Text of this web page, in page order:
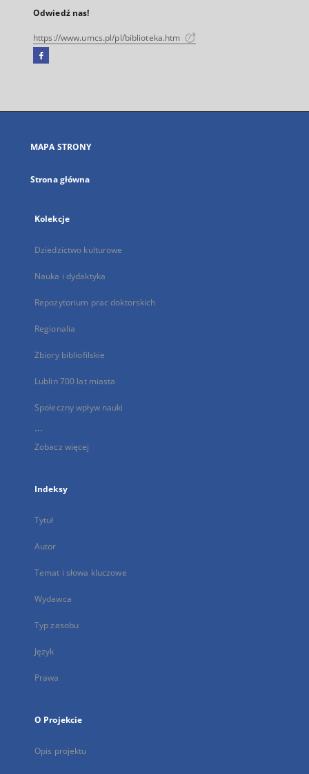
Odwiedź nas!
https://www.umcs.pl/pl/biblioteka.htm
Facebook
się
karcie
MAPA STRONY
Strona główna
Kolekcje
Dziedzictwo kulturowe
Nauka i dydaktyka
Repozytorium prac doktorskich
Regionalia
Zbiory bibliofilskie
Lublin 700 lat miasta
Społeczny wpływ nauki
...
Zobacz więcej
Indeksy
Tytuł
Autor
Temat i słowa kluczowe
Wydawca
Typ zasobu
Język
Prawa
O Projekcie
Opis projektu